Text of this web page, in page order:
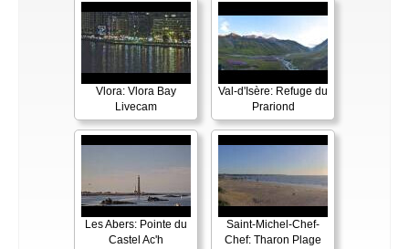
Vlora: Vlora Bay
Livecam
Val-d'Isère: Refuge du
Prariond
Les Abers: Pointe du
Castel Ac'h
Saint-Michel-Chef-
Chef: Tharon Plage